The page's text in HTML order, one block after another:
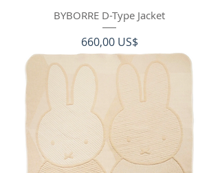
BYBORRE D-Type Jacket
Precio
660,00 US$